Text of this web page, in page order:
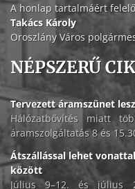
A honlap tartalmáért
Takács Károly
Oroszlány Város
NÉPSZERŰ
Tervezett áramszünet
Hálózatbővítés miatt
áramszolgáltatás 8 és
Átszállással lehet
között
Július 9–12. és július